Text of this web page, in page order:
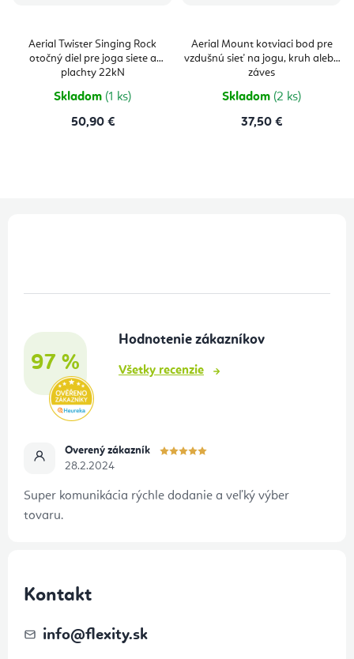
Aerial Twister Singing Rock
otočný diel pre joga siete a
plachty 22kN
Skladom (1 ks)
50,90 €
Aerial Mount kotviaci bod pre
vzdušnú sieť na jogu, kruh alebo
záves
Skladom (2 ks)
37,50 €
97 %
Hodnotenie zákazníkov
Všetky recenzie
Overený zákazník
28.2.2024
Super komunikácia rýchle dodanie a veľký výber
tovaru.
Kontakt
info@flexity.sk